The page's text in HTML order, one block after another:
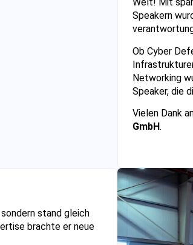
Welt! Mit
Speakern
Ob Cyber
Networking
Speaker, die
Vielen Dank
GmbH.
stand gleich
brachte er neue